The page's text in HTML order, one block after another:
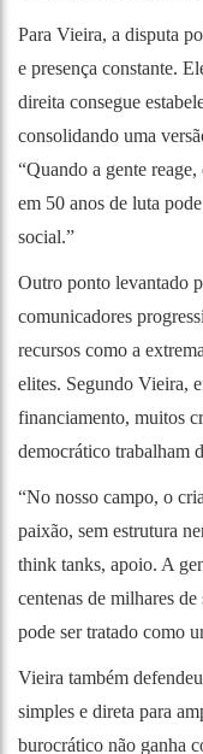
Para Vieira, a disputa
e presença constante.
direita consegue
consolidando uma
“Quando a gente
em 50 anos de luta
social.”
Outro ponto levantado
comunicadores
recursos como a
elites. Segundo Vieira,
financiamento, muitos
democrático trabalham
“No nosso campo, o
paixão, sem estrutura
think tanks, apoio. A
centenas de milhares
pode ser tratado como
Vieira também
simples e direta para
burocrático não ganha